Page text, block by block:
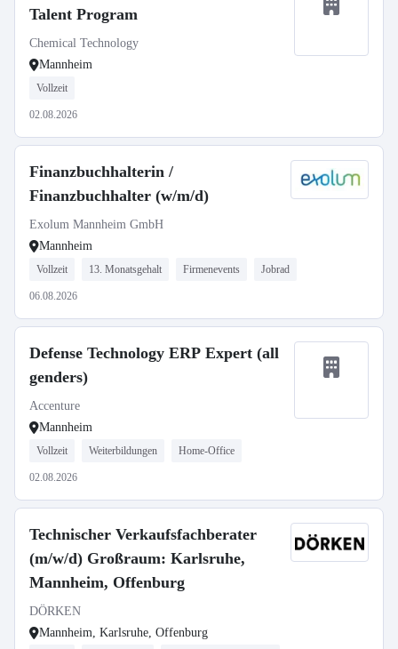
Talent Program
Chemical Technology
Mannheim
Vollzeit
02.08.2026
Finanzbuchhalterin /
Finanzbuchhalter (w/m/d)
Exolum Mannheim GmbH
Mannheim
Vollzeit 13. Monatsgehalt Firmenevents Jobrad
06.08.2026
Defense Technology ERP Expert (all
genders)
Accenture
Mannheim
Vollzeit Weiterbildungen Home-Office
02.08.2026
Technischer Verkaufsfachberater
(m/w/d) Großraum: Karlsruhe,
Mannheim, Offenburg
DÖRKEN
Mannheim, Karlsruhe, Offenburg